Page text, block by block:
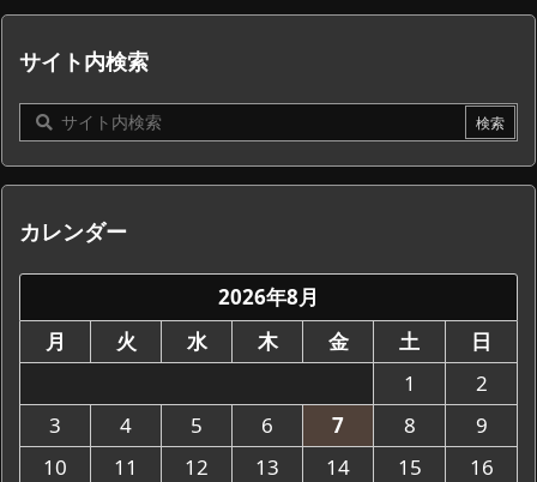
サイト内検索
カレンダー
2026年8月
月
火 水 木 金 土
日
1
2
3
4 5 6 7 8
9
10
11 12 13 14 15
16